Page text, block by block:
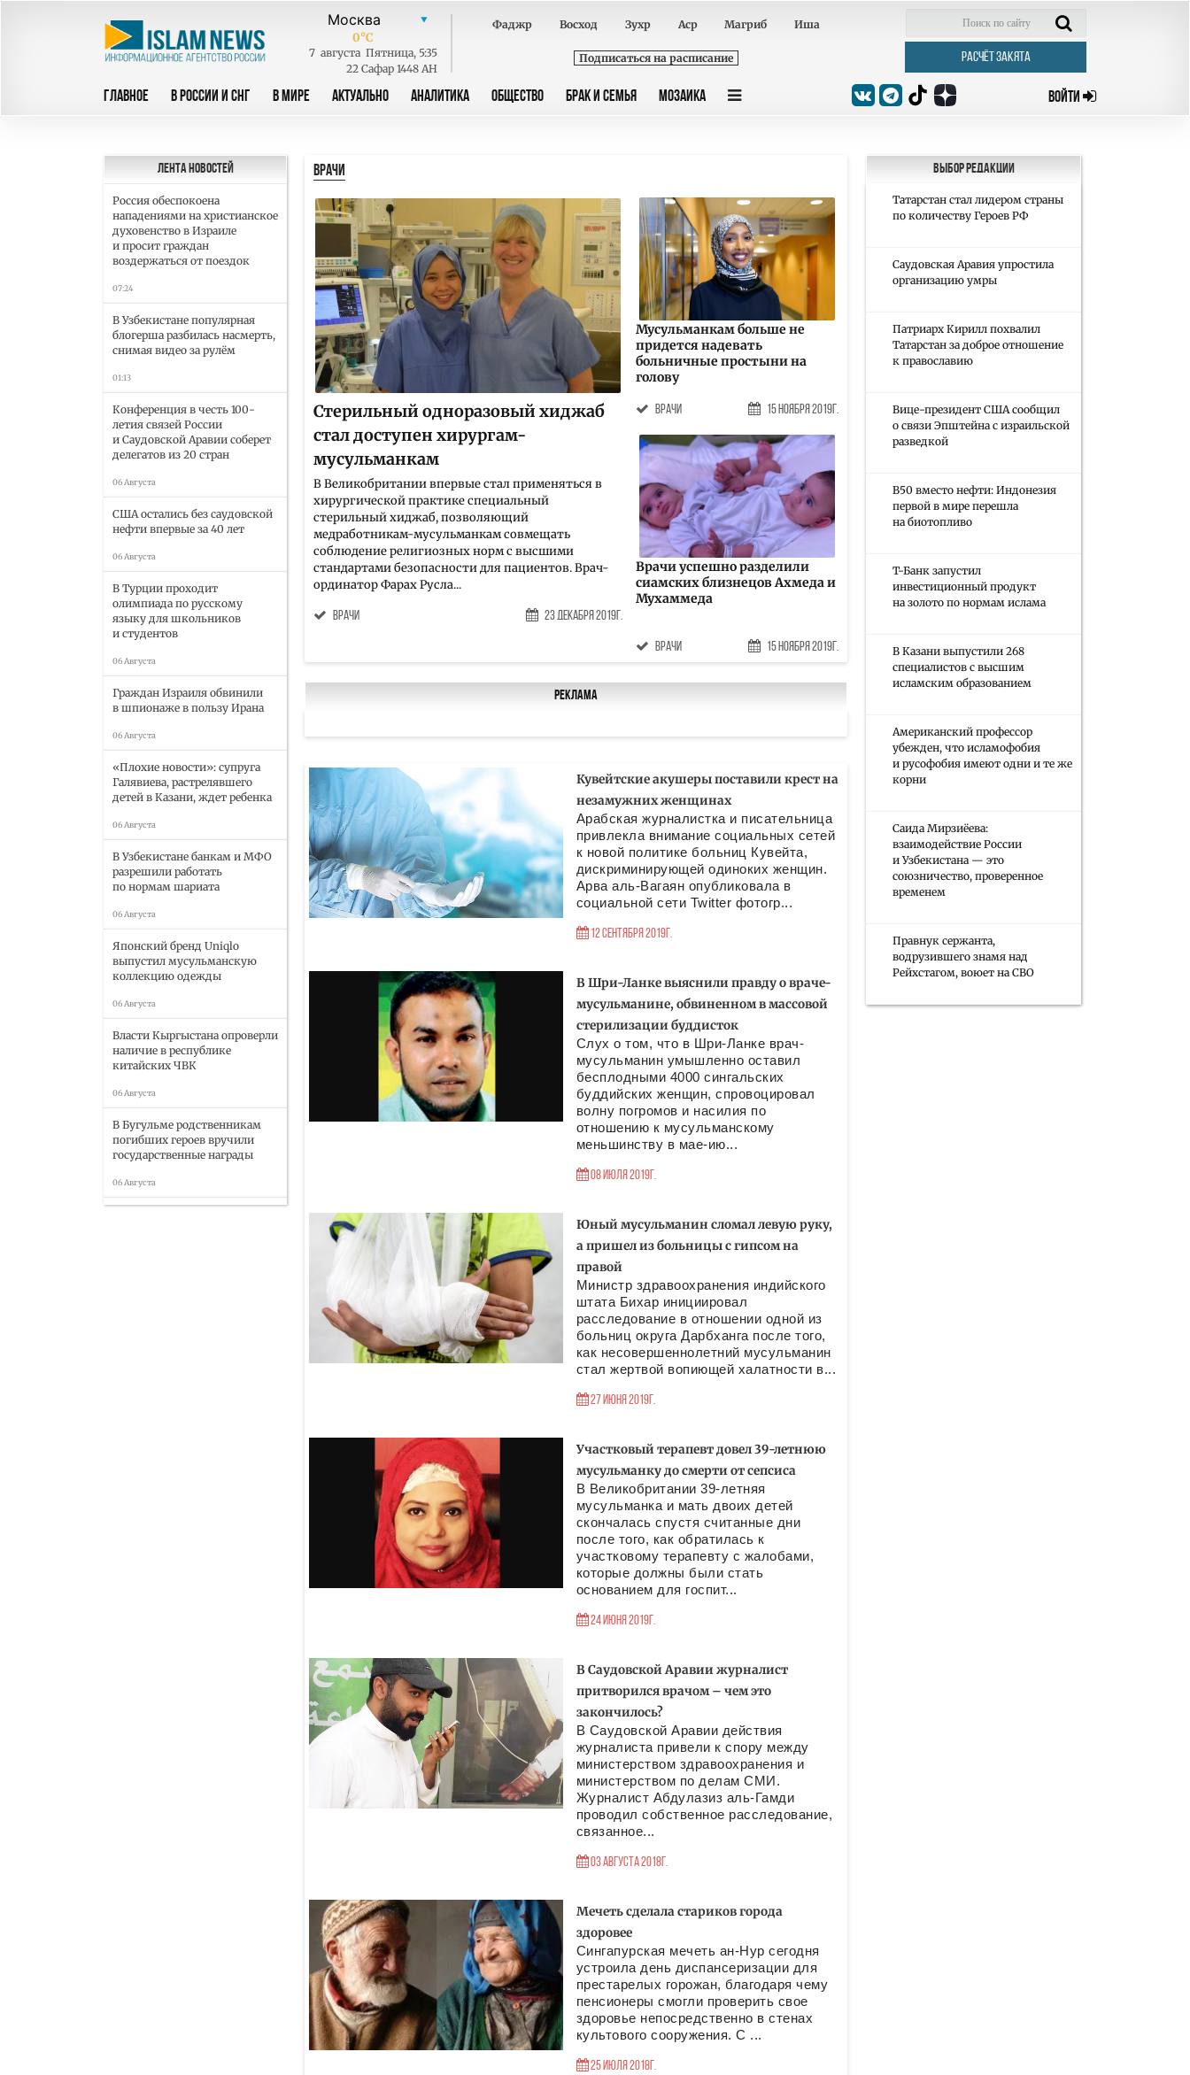
0°C
7 августа Пятница, 5:35
22 Сафар 1448 AH
Фаджр Восход Зухр Аср Магриб Иша
Подписаться на расписание РАСЧЁТ ЗАКЯТА
ГЛАВНОЕ В РОССИИ И СНГ В МИРЕ АКТУАЛЬНО АНАЛИТИКА ОБЩЕСТВО БРАК И СЕМЬЯ МОЗАИКА ВОЙТИ
Лента новостей
Россия обеспокоена
нападениями на христианское
духовенство в Израиле
и просит граждан
воздержаться от поездок
07:24
В Узбекистане популярная
блогерша разбилась насмерть,
снимая видео за рулём
01:13
Конференция в честь 100-
летия связей России
и Саудовской Аравии соберет
делегатов из 20 стран
06 Августа
США остались без саудовской
нефти впервые за 40 лет
06 Августа
В Турции проходит
олимпиада по русскому
языку для школьников
и студентов
06 Августа
Граждан Израиля обвинили
в шпионаже в пользу Ирана
06 Августа
«Плохие новости»: супруга
Галявиева, растрелявшего
детей в Казани, ждет ребенка
06 Августа
В Узбекистане банкам и МФО
разрешили работать
по нормам шариата
06 Августа
Японский бренд Uniqlo
выпустил мусульманскую
коллекцию одежды
06 Августа
Власти Кыргыстана опроверли
наличие в республике
китайских ЧВК
06 Августа
В Бугульме родственникам
погибших героев вручили
государственные награды
06 Августа
ВРАЧИ
Стерильный одноразовый хиджаб
стал доступен хирургам-
мусульманкам
В Великобритании впервые стал применяться в
хирургической практике специальный
стерильный хиджаб, позволяющий
медработникам-мусульманкам совмещать
соблюдение религиозных норм с высшими
стандартами безопасности для пациентов. Врач-
ординатор Фарах Русла...
врачи 23 Декабря 2019г.
Мусульманкам больше не
придется надевать
больничные простыни на
голову
врачи 15 Ноября 2019г.
Врачи успешно разделили
сиамских близнецов Ахмеда и
Мухаммеда
врачи 15 Ноября 2019г.
Реклама
Кувейтские акушеры поставили крест на
незамужних женщинах
Арабская журналистка и писательница
привлекла внимание социальных сетей
к новой политике больниц Кувейта,
дискриминирующей одиноких женщин.
Арва аль-Вагаян опубликовала в
социальной сети Twitter фотогр...
12 Сентября 2019г.
В Шри-Ланке выяснили правду о враче-
мусульманине, обвиненном в массовой
стерилизации буддисток
Слух о том, что в Шри-Ланке врач-
мусульманин умышленно оставил
бесплодными 4000 сингальских
буддийских женщин, спровоцировал
волну погромов и насилия по
отношению к мусульманскому
меньшинству в мае-ию...
08 Июля 2019г.
Юный мусульманин сломал левую руку,
а пришел из больницы с гипсом на
правой
Министр здравоохранения индийского
штата Бихар инициировал
расследование в отношении одной из
больниц округа Дарбханга после того,
как несовершеннолетний мусульманин
стал жертвой вопиющей халатности в...
27 Июня 2019г.
Участковый терапевт довел 39-летнюю
мусульманку до смерти от сепсиса
В Великобритании 39-летняя
мусульманка и мать двоих детей
скончалась спустя считанные дни
после того, как обратилась к
участковому терапевту с жалобами,
которые должны были стать
основанием для госпит...
24 Июня 2019г.
В Саудовской Аравии журналист
притворился врачом – чем это
закончилось?
В Саудовской Аравии действия
журналиста привели к спору между
министерством здравоохранения и
министерством по делам СМИ.
Журналист Абдулазиз аль-Гамди
проводил собственное расследование,
связанное...
03 Августа 2018г.
Мечеть сделала стариков города
здоровее
Сингапурская мечеть ан-Нур сегодня
устроила день диспансеризации для
престарелых горожан, благодаря чему
пенсионеры смогли проверить свое
здоровье непосредственно в стенах
культового сооружения. С ...
25 Июля 2018г.
Выбор редакции
Татарстан стал лидером страны
по количеству Героев РФ
Саудовская Аравия упростила
организацию умры
Патриарх Кирилл похвалил
Татарстан за доброе отношение
к православию
Вице-президент США сообщил
о связи Эпштейна с израильской
разведкой
B50 вместо нефти: Индонезия
первой в мире перешла
на биотопливо
Т-Банк запустил
инвестиционный продукт
на золото по нормам ислама
В Казани выпустили 268
специалистов с высшим
исламским образованием
Американский профессор
убежден, что исламофобия
и русофобия имеют одни и те же
корни
Саида Мирзиёева:
взаимодействие России
и Узбекистана — это
союзничество, проверенное
временем
Правнук сержанта,
водрузившего знамя над
Рейхстагом, воюет на СВО